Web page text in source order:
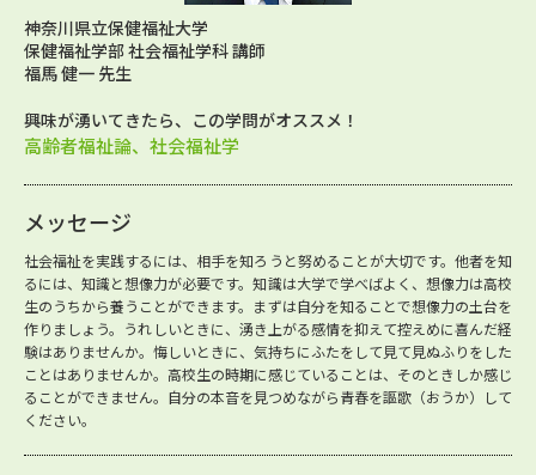
神奈川県立保健福祉大学
保健福祉学部 社会福祉学科 講師
福馬 健一 先生
興味が湧いてきたら、この学問がオススメ！
高齢者福祉論、社会福祉学
メッセージ
社会福祉を実践するには、相手を知ろうと努めることが大切です。他者を知
るには、知識と想像力が必要です。知識は大学で学べばよく、想像力は高校
生のうちから養うことができます。まずは自分を知ることで想像力の土台を
作りましょう。うれしいときに、湧き上がる感情を抑えて控えめに喜んだ経
験はありませんか。悔しいときに、気持ちにふたをして見て見ぬふりをした
ことはありませんか。高校生の時期に感じていることは、そのときしか感じ
ることができません。自分の本音を見つめながら青春を謳歌（おうか）して
ください。